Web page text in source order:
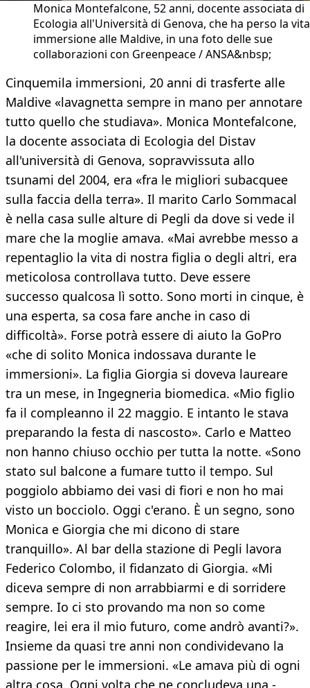
Monica Montefalcone, 52 anni, docente associata di
Ecologia all'Università di Genova, che ha perso la
immersione alle Maldive, in una foto delle sue
collaborazioni con Greenpeace / ANSA&nbsp;
Cinquemila immersioni, 20 anni di trasferte alle
Maldive «lavagnetta sempre in mano per annotare
tutto quello che studiava». Monica Montefalcone,
la docente associata di Ecologia del Distav
all'università di Genova, sopravvissuta allo
tsunami del 2004, era «fra le migliori subacquee
sulla faccia della terra». Il marito Carlo Sommacal
è nella casa sulle alture di Pegli da dove si vede il
mare che la moglie amava. «Mai avrebbe messo a
repentaglio la vita di nostra figlia o degli altri, era
meticolosa controllava tutto. Deve essere
successo qualcosa lì sotto. Sono morti in cinque, è
una esperta, sa cosa fare anche in caso di
difficoltà». Forse potrà essere di aiuto la GoPro
«che di solito Monica indossava durante le
immersioni». La figlia Giorgia si doveva laureare
tra un mese, in Ingegneria biomedica. «Mio figlio
fa il compleanno il 22 maggio. E intanto le stava
preparando la festa di nascosto». Carlo e Matteo
non hanno chiuso occhio per tutta la notte. «Sono
stato sul balcone a fumare tutto il tempo. Sul
poggiolo abbiamo dei vasi di fiori e non ho mai
visto un bocciolo. Oggi c'erano. È un segno, sono
Monica e Giorgia che mi dicono di stare
tranquillo». Al bar della stazione di Pegli lavora
Federico Colombo, il fidanzato di Giorgia. «Mi
diceva sempre di non arrabbiarmi e di sorridere
sempre. Io ci sto provando ma non so come
reagire, lei era il mio futuro, come andrò avanti?».
Insieme da quasi tre anni non condividevano la
passione per le immersioni. «Le amava più di ogni